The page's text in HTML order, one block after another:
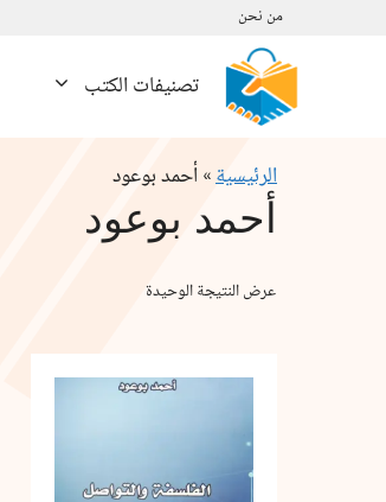
من نحن
تصنيفات الكتب
الرئيسية» أحمد بوعود
أحمد بوعود
عرض النتيجة الوحيدة